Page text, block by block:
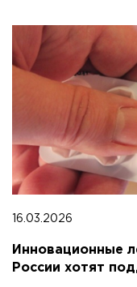
16.03.2026
Инновационные
России хотят